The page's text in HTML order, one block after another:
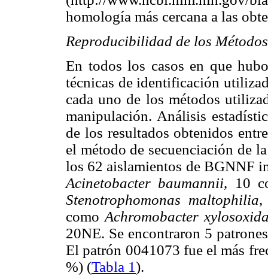
homología más cercana a las
Reproducibilidad de los Métodos
En todos los casos en que
técnicas de identificación
cada uno de los métodos
manipulación. Análisis
de los resultados obtenidos
el método de secuenciación de
los 62 aislamientos de BGNNF
Acinetobacter baumannii, 10
Stenotrophomonas maltophilia,
como Achromobacter
20NE. Se encontraron 5
El patrón 0041073 fue el más
%) (Tabla 1).